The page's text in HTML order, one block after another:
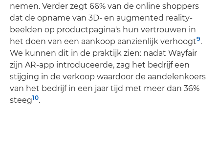
nemen. Verder zegt 66% van de online shoppers
dat de opname van 3D- en augmented reality-
beelden op productpagina's hun vertrouwen in
het doen van een aankoop aanzienlijk verhoogt9.
We kunnen dit in de praktijk zien: nadat Wayfair
zijn AR-app introduceerde, zag het bedrijf een
stijging in de verkoop waardoor de aandelenkoers
van het bedrijf in een jaar tijd met meer dan 36%
steeg10.